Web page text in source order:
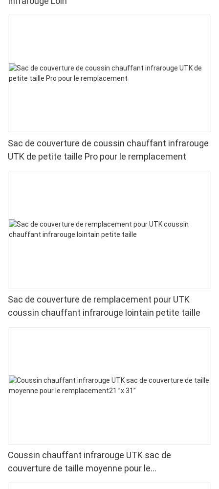
Sac de couverture de coussin chauffant infrarouge
UTK de petite taille Pro pour le remplacement
Sac de couverture de remplacement pour UTK
coussin chauffant infrarouge lointain petite taille
Coussin chauffant infrarouge UTK sac de
couverture de taille moyenne pour le
remplacement21 ”x 31”